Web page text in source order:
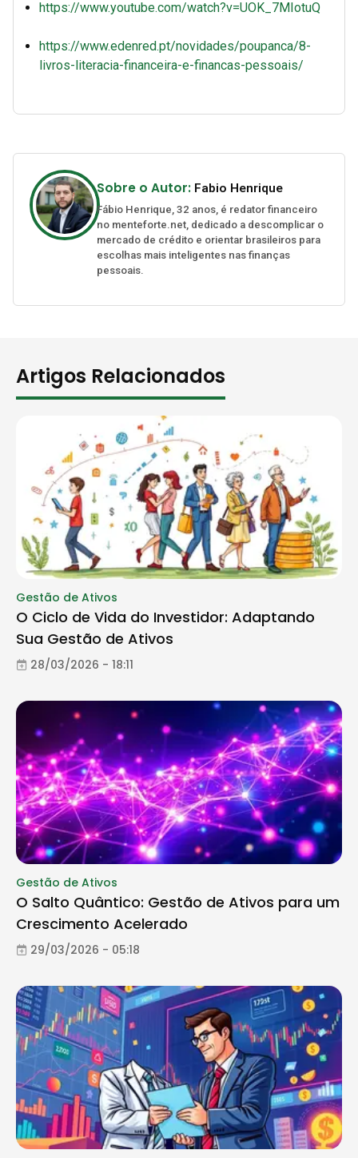
https://www.youtube.com/watch?v=UOK_7MIotuQ
https://www.edenred.pt/novidades/poupanca/8-
livros-literacia-financeira-e-financas-pessoais/
Sobre o Autor: Fabio Henrique
Fábio Henrique, 32 anos, é redator financeiro
no menteforte.net, dedicado a descomplicar o
mercado de crédito e orientar brasileiros para
escolhas mais inteligentes nas finanças
pessoais.
Artigos Relacionados
Gestão de Ativos
O Ciclo de Vida do Investidor: Adaptando
Sua Gestão de Ativos
28/03/2026 - 18:11
Gestão de Ativos
O Salto Quântico: Gestão de Ativos para um
Crescimento Acelerado
29/03/2026 - 05:18